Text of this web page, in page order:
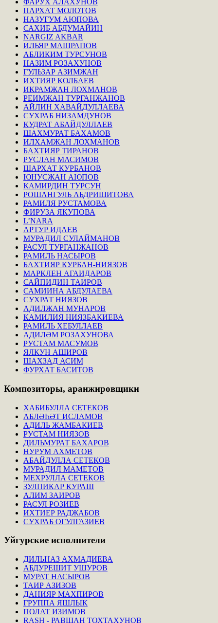
ФАРУХ АЛАХУНОВ
ПАРХАТ МОЛОТОВ
НАЗУГУМ АЮПОВА
САХИБ АБДУМАЙИН
NARGIZ AKBAR
ИЛЬЯР МАШРАПОВ
АБЛИКИМ ТУРСУНОВ
НАЗИМ РОЗАХУНОВ
ГУЛЬЗАР АЗИМЖАН
ИХТИЯР КОЛБАЕВ
ИКРАМЖАН ЛОХМАНОВ
РЕИМЖАН ТУРГАНЖАНОВ
АЙЛИН ХАВАЙДУЛЛАЕВА
СУХРАБ НИЗАМДУНОВ
КУДРАТ АБАЙДУЛЛАЕВ
ШАХМУРАТ БАХАМОВ
ИЛХАМЖАН ЛОХМАНОВ
БАХТИЯР ТИРАНОВ
РУСЛАН МАСИМОВ
ШАРХАТ КУРБАНОВ
ЮНУСЖАН АЮПОВ
КАМИРДИН ТУРСУН
РОШАНГУЛЬ АБДРИШИТОВА
РАМИЛЯ РУСТАМОВА
ФИРУЗА ЯКУПОВА
L’NARA
АРТУР ИДАЕВ
МУРАДИЛ СУЛАЙМАНОВ
РАСУЛ ТУРГАНЖАНОВ
РАМИЛЬ НАСЫРОВ
БАХТИЯР КУРБАН-НИЯЗОВ
МАРКЛЕН АГАИДАРОВ
САЙПИДИН ТАИРОВ
САМИИНА АБДУЛАЕВА
СУХРАТ НИЯЗОВ
АДИЛЖАН МУНАРОВ
КАМИЛИЯ НИЯЗБАКИЕВА
РАМИЛЬ ХЕБУЛЛАЕВ
АДИЛӘМ РОЗАХУНОВА
РУСТАМ МАСУМОВ
ЯЛКУН АШИРОВ
ШАХЗАД АСИМ
ФУРХАТ БАСИТОВ
Композиторы, аранжировщики
ХАБИБУЛЛА СЕТЕКОВ
АБЛӘҺӘТ ИСЛАМОВ
АДИЛЬ ЖАМБАКИЕВ
РУСТАМ НИЯЗОВ
ДИЛЬМУРАТ БАХАРОВ
НУРУМ АХМЕТОВ
АБАЙДУЛЛА СЕТЕКОВ
МУРАДИЛ МАМЕТОВ
МЕХРУЛЛА СЕТЕКОВ
ЗУЛПИКАР КУРАШ
АЛИМ ЗАИРОВ
РАСУЛ РОЗИЕВ
ИХТИЕР РАДЖАБОВ
СУХРАБ ОГУЛГАЗИЕВ
Уйгурские исполнители
ДИЛЬНАЗ АХМАДИЕВА
АБДУРЕШИТ УШУРОВ
МУРАТ НАСЫРОВ
ТАИР АЗИЗОВ
ДАНИЯР МАХПИРОВ
ГРУППА ЯШЛЫК
ПОЛАТ ИЗИМОВ
RASH - РАВШАН ТОХТАХУНОВ